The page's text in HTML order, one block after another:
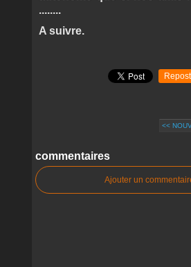
........
A suivre.
Repost
<<
commentaires
Ajouter un